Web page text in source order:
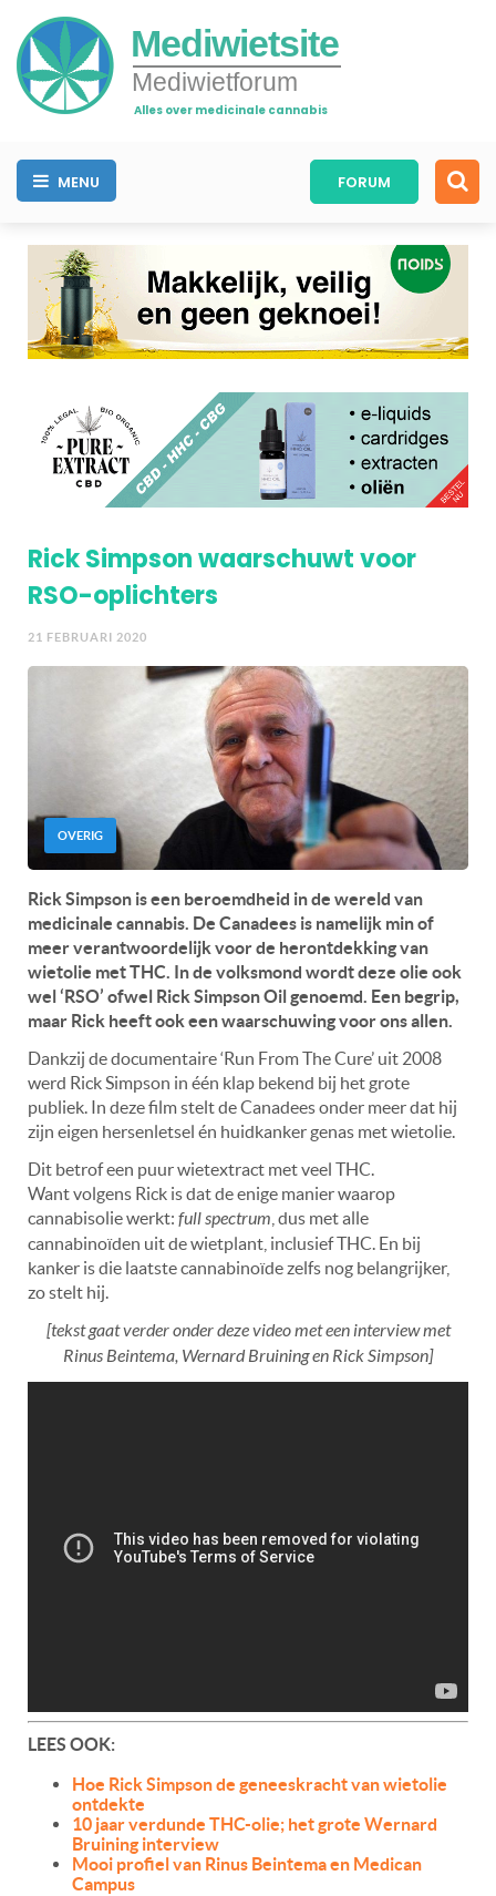
Mediwietsite
Mediwietforum
Alles over medicinale cannabis
MENU FORUM
Rick Simpson waarschuwt voor
RSO-oplichters
21 FEBRUARI 2020
OVERIG
Rick Simpson is een beroemdheid in de wereld van
medicinale cannabis. De Canadees is namelijk min of
meer verantwoordelijk voor de herontdekking van
wietolie met THC. In de volksmond wordt deze olie ook
wel ‘RSO’ ofwel Rick Simpson Oil genoemd. Een begrip,
maar Rick heeft ook een waarschuwing voor ons allen.
Dankzij de documentaire ‘Run From The Cure’ uit 2008
werd Rick Simpson in één klap bekend bij het grote
publiek. In deze film stelt de Canadees onder meer dat hij
zijn eigen hersenletsel én huidkanker genas met wietolie.
Dit betrof een puur wietextract met veel THC.
Want volgens Rick is dat de enige manier waarop
cannabisolie werkt: full spectrum , dus met alle
cannabinoïden uit de wietplant, inclusief THC. En bij
kanker is die laatste cannabinoïde zelfs nog belangrijker,
zo stelt hij.
[tekst gaat verder onder deze video met een interview met
Rinus Beintema, Wernard Bruining en Rick Simpson]
LEES OOK:
Hoe Rick Simpson de geneeskracht van wietolie
ontdekte
10 jaar verdunde THC-olie; het grote Wernard
Bruining interview
Mooi profiel van Rinus Beintema en Medican
Campus